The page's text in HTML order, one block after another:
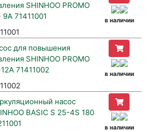
SHINHOO PROMO
9A 71411001
в наличии
для повышения
SHINHOO PROMO
71411002
в наличии
насос
BASIC S 25-4S 180
в наличии